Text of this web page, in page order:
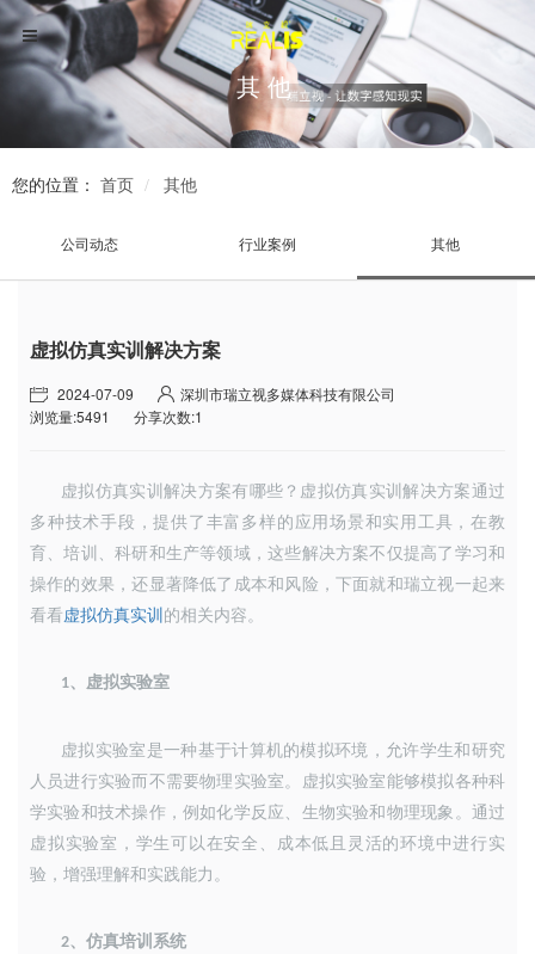
其他
您的位置： 首页 其他
公司动态 行业案例 其他
虚拟仿真实训解决方案
2024-07-09
深圳市瑞立视多媒体科技有限公司
浏览量:5491
分享次数:1
虚拟仿真实训解决方案有哪些？虚拟仿真实训解决方案通过
多种技术手段，提供了丰富多样的应用场景和实用工具，在教
育、培训、科研和生产等领域，这些解决方案不仅提高了学习和
操作的效果，还显著降低了成本和风险，下面就和瑞立视一起来
看看虚拟仿真实训 的相关内容。
1、 虚拟实验室
虚拟实验室是一种基于计算机的模拟环境，允许学生和研究
人员进行实验而不需要物理实验室。虚拟实验室能够模拟各种科
学实验和技术操作，例如化学反应、生物实验和物理现象。通过
虚拟实验室，学生可以在安全、成本低且灵活的环境中进行实
验，增强理解和实践能力。
2、 仿真培训系统